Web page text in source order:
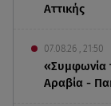
Αττικής
07.08.26 , 21:50
«Συμφωνία
Αραβία -